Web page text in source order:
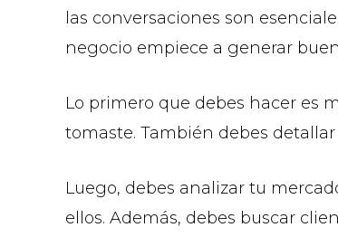
las conversaciones son
negocio empiece a generar
Lo primero que debes hacer es
tomaste. También debes
Luego, debes analizar tu
ellos. Además, debes buscar